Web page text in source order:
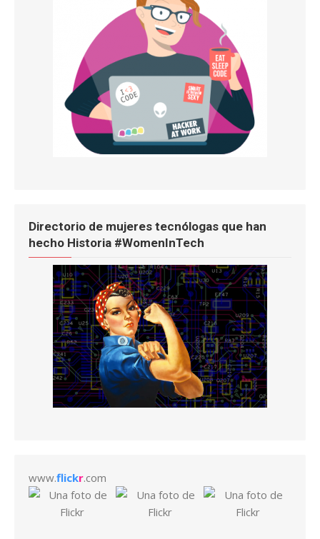
Directorio de mujeres tecnólogas que han
hecho Historia #WomenInTech
www.flickr.com